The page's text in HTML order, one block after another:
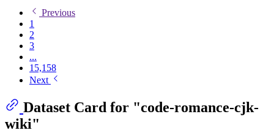
Previous
1
2
3
...
15,158
Next
Dataset Card for "code-romance-cjk-
wiki"